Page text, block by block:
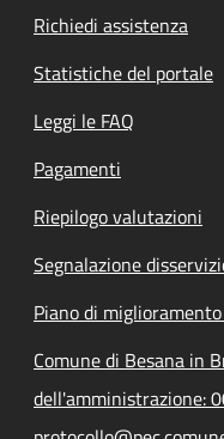
Richiedi assistenza
Statistiche del portale
Leggi le FAQ
Pagamenti
Riepilogo valutazioni
Segnalazione
Piano di
Comune di Besana in
dell'amministrazione: